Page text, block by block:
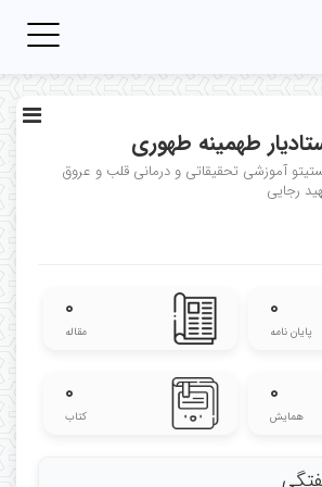
طهمینه طهوری
آموزشی تحقیقاتی و درمانی قلب و عروق
رجایی
۰
پایان نامه
۰
مقاله
۰
همایش
۰
کتاب